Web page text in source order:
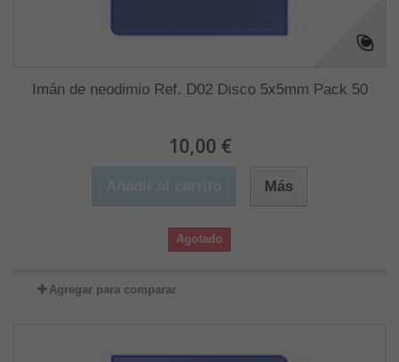
Imán de neodimio Ref. D02 Disco 5x5mm Pack 50
10,00 €
Más
Agotado
Agregar para comparar